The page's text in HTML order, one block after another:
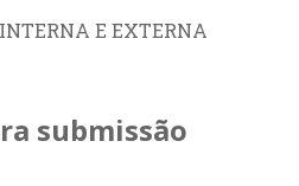
(CampusBoa Vista
COMITÊ DE ALUNOS
E EXTERNA
submissão